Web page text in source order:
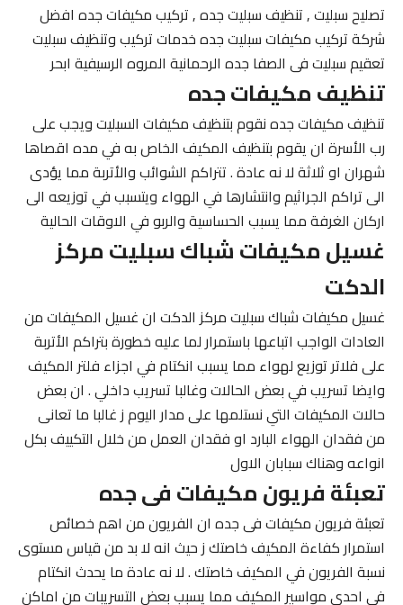
تصليح سبليت , تنظيف سبليت جده , تركيب مكيفات جده افضل
شركة تركيب مكيفات سبليت جده خدمات تركيب وتنظيف سبليت
تعقيم سبليت فى الصفا جده الرحمانية المروه الرسيفية ابحر
تنظيف مكيفات جده
تنظيف مكيفات جده نقوم بتنظيف مكيفات السبليت ويجب على
رب الأسرة ان يقوم بتنظيف المكيف الخاص به في مده اقصاها
شهران او ثلاثة لا نه عادة . تتراكم الشوائب والأتربة مما يؤدى
الى تراكم الجراثيم وانتشارها في الهواء ويتسبب في توزيعه الى
اركان الغرفة مما يسبب الحساسية والربو في الاوقات الحالية
غسيل مكيفات شباك سبليت مركز
الدكت
غسيل مكيفات شباك سبليت مركز الدكت ان غسيل المكيفات من
العادات الواجب اتباعها باستمرار لما عليه خطورة بتراكم الأتربة
على فلاتر توزيع لهواء مما يسبب انكتام في اجزاء فلتر المكيف
وايضا تسريب في بعض الحالات وغالبا تسريب داخلي . ان بعض
حالات المكيفات التي نستلمها على مدار اليوم ز غالبا ما تعانى
من فقدان الهواء البارد او فقدان العمل من خلال التكييف بكل
انواعه وهناك سبابان الاول
تعبئة فريون مكيفات فى جده
تعبئة فريون مكيفات فى جده ان الفريون من اهم خصائص
استمرار كفاءة المكيف خاصتك ز حيث انه لا بد من قياس مستوى
نسبة الفريون في المكيف خاصتك . لا نه عادة ما يحدث انكتام
في احدى مواسير المكيف مما يسبب بعض التسريبات من اماكن